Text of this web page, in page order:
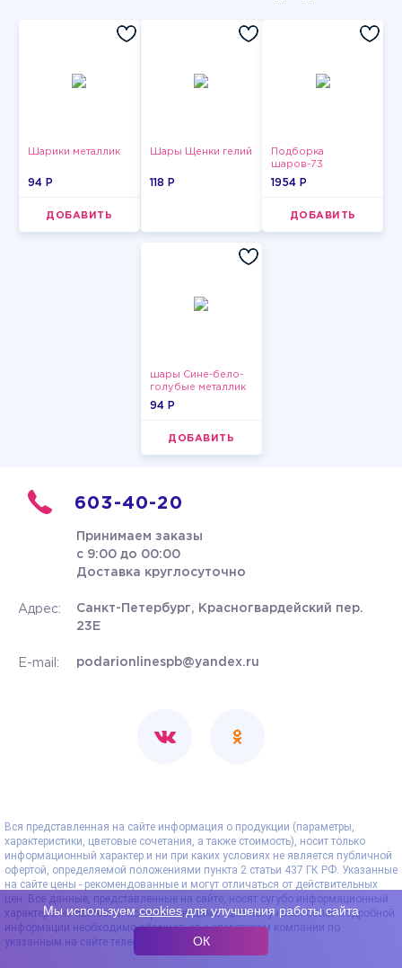
Шарики металлик
94 P
ДОБАВИТЬ
Шары Щенки гелий
118 P
Подборка
шаров-73
1954 P
ДОБАВИТЬ
шары Сине-бело-
голубые металлик
94 P
ДОБАВИТЬ
603-40-20
Принимаем заказы
с 9:00 до 00:00
Доставка круглосуточно
Адрес:
Санкт-Петербург, Красногвардейский пер.
23Е
E-mail: podarionlinespb@yandex.ru
Вся представленная на сайте информация о продукции (параметры,
характеристики, цветовые сочетания, а также стоимость), носит только
информационный характер и ни при каких условиях не является публичной
офертой, определяемой положениями пункта 2 статьи 437 ГК РФ. Указанные
на сайте цены - рекомендованные и могут отличаться от действительных
цен. Все данные, представленные на сайте, носят сугубо информационный
характер и не являются исчерпывающими. Для получения более подробной
информации необходимо обращаться к операторам компании по
указанным на сайте телефонам.
Мы используемcookiesдля улучшения работы сайта
ОК